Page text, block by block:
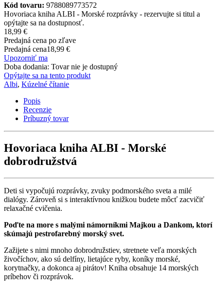
Kód tovaru: 9788089773572
Hovoriaca kniha ALBI - Morské rozprávky - rezervujte si titul a
opýtajte sa na dostupnosť.
18,99 €
Predajná cena po zľave
Predajná cena18,99 €
Upozorniť ma
Doba dodania: Tovar nie je dostupný
Opýtajte sa na tento produkt
Albi, Kúzelné čítanie
Popis
Recenzie
Príbuzný tovar
Hovoriaca kniha ALBI - Morské
dobrodružstvá
Deti si vypočujú rozprávky, zvuky podmorského sveta a milé
dialógy. Zároveň si s interaktívnou knižkou budete môcť zacvičiť
relaxačné cvičenia.
Poďte na more s malými námorníkmi Majkou a Dankom, ktorí
skúmajú pestrofarebný morský svet.
Zažijete s nimi mnoho dobrodružstiev, stretnete veľa morských
živočíchov, ako sú delfíny, lietajúce ryby, koníky morské,
korytnačky, a dokonca aj pirátov! Kniha obsahuje 14 morských
príbehov či rozprávok.